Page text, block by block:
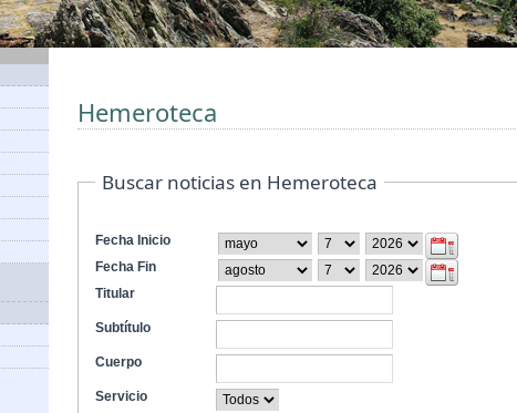
Hemeroteca
Buscar noticias en Hemeroteca
Fecha Inicio
Fecha Fin
Titular
Subtítulo
Cuerpo
Servicio